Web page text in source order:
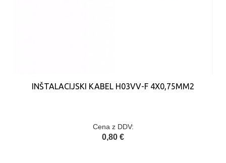
INŠTALACIJSKI KABEL H03VV-F 4X0,75MM2
Cena z DDV:
0,80 €